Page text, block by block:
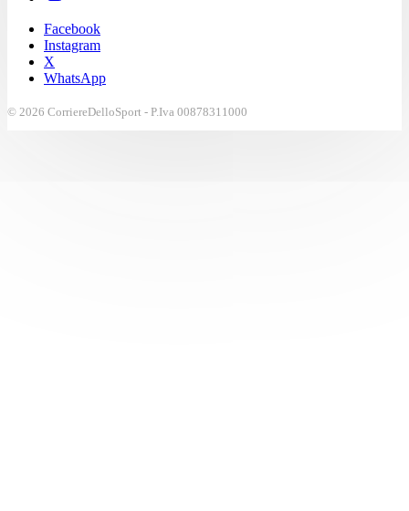
Facebook
Instagram
X
WhatsApp
© 2026 CorriereDelloSport - P.Iva 00878311000